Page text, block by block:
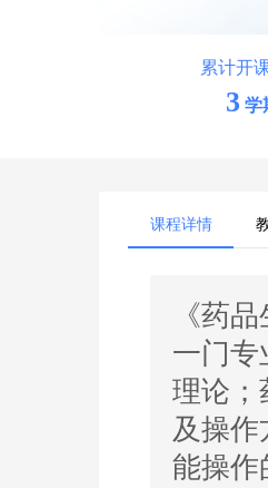
累计开
3 学
课程详情
《药
一门专
理论；
及操作
能操作